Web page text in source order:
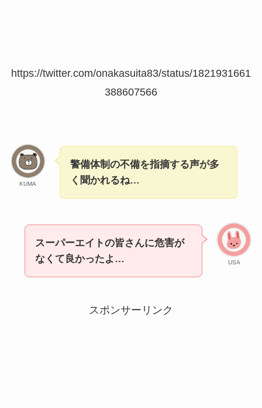
https://twitter.com/onakasuita83/status/1821931661
388607566
KUMA
警備体制の不備を指摘する声が多
く聞かれるね…
USA
スーパーエイトの皆さんに危害が
なくて良かったよ…
スポンサーリンク